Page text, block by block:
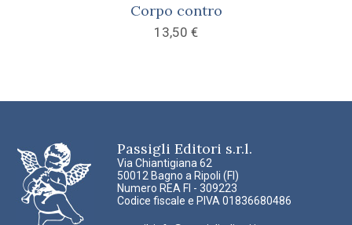
Corpo contro
13,50 €
Passigli Editori s.r.l.
Via Chiantigiana 62
50012 Bagno a Ripoli (FI)
Numero REA FI - 309223
Codice fiscale e PIVA 01836680486